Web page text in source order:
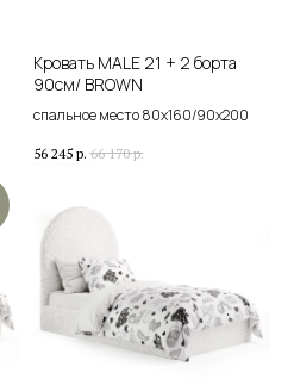
Кровать MALE 21 + 2 борта
90см/ BROWN
спальное место 80х160/90х200
56 245 р. 66 170 р.